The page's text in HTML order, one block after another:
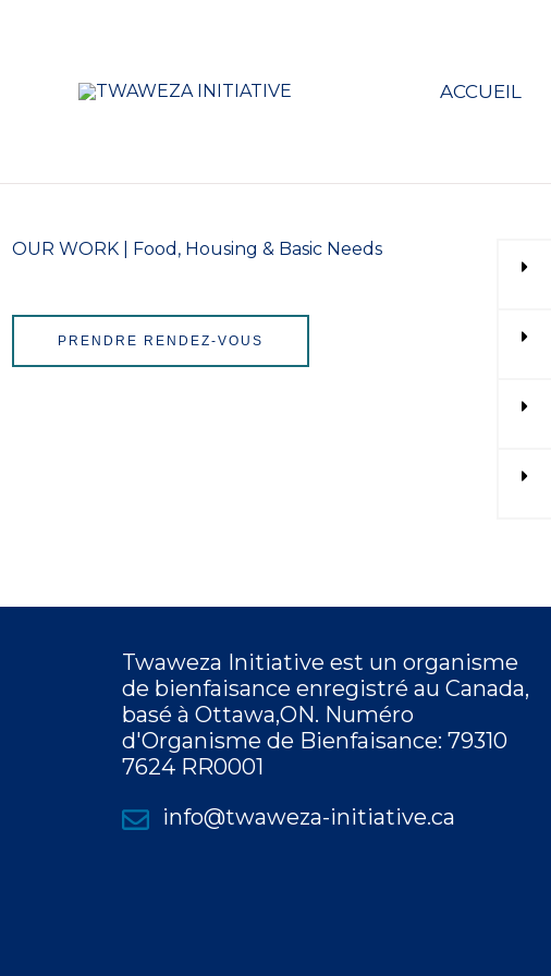
ACCUEIL
OUR WORK | Food, Housing & Basic Needs
PRENDRE RENDEZ-VOUS
Twaweza Initiative est un organisme
de bienfaisance enregistré au Canada,
basé à Ottawa,ON. Numéro
d'Organisme de Bienfaisance: 79310
7624 RR0001
info@twaweza-initiative.ca